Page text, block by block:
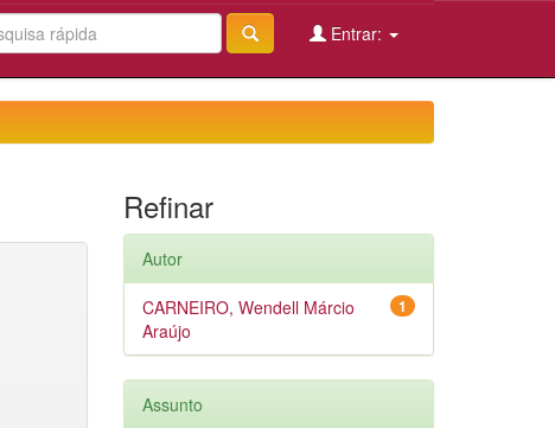
Entrar:
Refinar
Autor
1
CARNEIRO, Wendell Márcio
Araújo
Assunto